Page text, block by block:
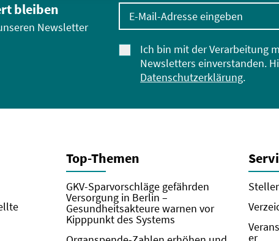
bleiben
Newsletter
E-Mail-Adresse eingeben
Ich bin mit der Verarbeitung
Newsletters einverstanden.
Datenschutzerklärung.
Top-Themen
GKV-Sparvorschläge gefährden
Versorgung in Berlin –
Gesundheitsakteure warnen vor
Kipppunkt des Systems
er